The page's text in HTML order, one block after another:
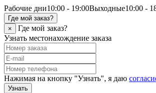
Рабочие дни10:00 - 19:00Выходные10:00 -
Где мой заказ?
×
Где мой заказ?
Узнать местонахождение заказа
Нажимая на кнопку "Узнать", я даю
Узнать